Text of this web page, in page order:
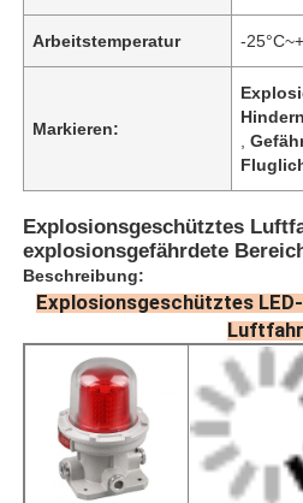
Arbeitstemperatur -
Markieren:
,
Explosionsgeschütztes
explosionsgefährdete
Beschreibung:
Explosionsgeschütztes